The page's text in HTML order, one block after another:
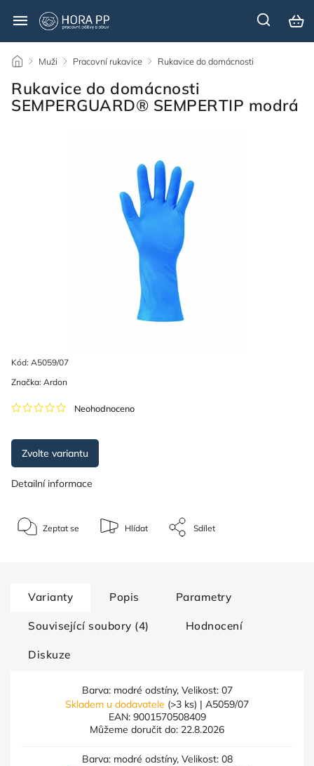
/ Muži / Pracovní rukavice / Rukavice do domácnosti
Rukavice do domácnosti
SEMPERGUARD® SEMPERTIP modrá
Kód: A5059/07
Neohodnoceno
Značka: Ardon
Zvolte variantu
Detailní informace
Zeptat se Hlídat Sdílet
Varianty Popis Parametry
Související soubory (4) Hodnocení
Diskuze
Barva: modré odstíny, Velikost: 07
Skladem u dodavatele (>3 ks) | A5059/07
EAN: 9001570508409
Můžeme doručit do: 22.8.2026
Barva: modré odstíny, Velikost: 08